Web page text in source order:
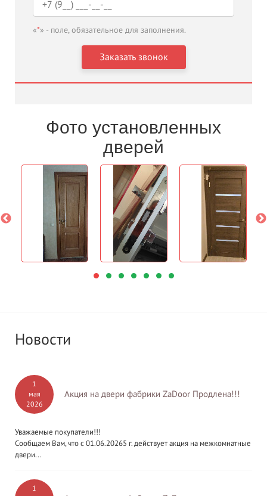
«*» - поле, обязательное для заполнения.
Фото установленных
дверей
Новости
1
мая
2026
Акция на двери фабрики ZaDoor Продлена!!!
Уважаемые покупатели!!!
Сообщаем Вам, что с 01.06.20265 г. действует акция на межкомнатные
двери...
1